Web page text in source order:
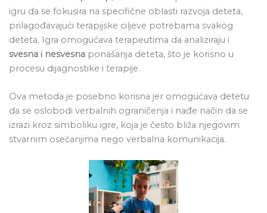
igru da se fokusira na specifične oblasti razvoja deteta,
prilagođavajući terapijske ciljeve potrebama svakog
deteta. Igra omogućava terapeutima da analiziraju i
svesna i nesvesna ponašanja deteta, što je korisno u
procesu dijagnostike i terapije.
Ova metoda je posebno korisna jer omogućava detetu
da se oslobodi verbalnih ograničenja i nađe način da se
izrazi kroz simboliku igre, koja je često bliža njegovim
stvarnim osećanjima nego verbalna komunikacija.